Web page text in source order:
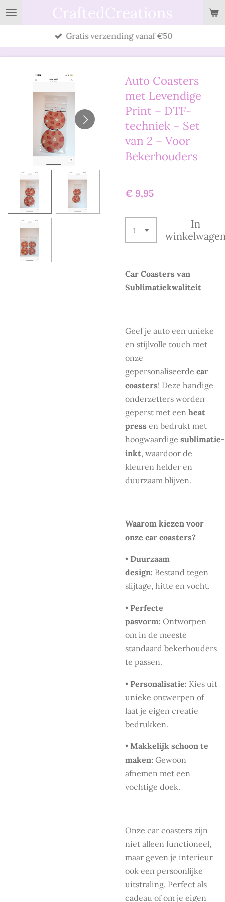
Ga
direct
CraftedCreations
Gratis verzending vanaf €50
Auto Coasters
met Levendige
Print – DTF-
techniek – Set
van 2 – Voor
Bekerhouders
€ 9,95
In
Car Coasters van
Sublimatiekwaliteit
Geef je auto een unieke
en stijlvolle touch met
onze
gepersonaliseerde car
coasters! Deze handige
onderzetters worden
geperst met een heat
press en bedrukt met
hoogwaardige sublimatie-
inkt, waardoor de
kleuren helder en
duurzaam blijven.
Waarom kiezen voor
onze car coasters?
• Duurzaam
design: Bestand tegen
slijtage, hitte en vocht.
• Perfecte
pasvorm: Ontworpen
om in de meeste
standaard bekerhouders
te passen.
• Personalisatie: Kies uit
unieke ontwerpen of
laat je eigen creatie
bedrukken.
• Makkelijk schoon te
maken: Gewoon
afnemen met een
vochtige doek.
Onze car coasters zijn
niet alleen functioneel,
maar geven je interieur
ook een persoonlijke
uitstraling. Perfect als
cadeau of om je eigen